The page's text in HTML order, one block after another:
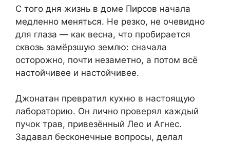
С того дня жизнь в доме Пирсов начала
медленно меняться. Не резко, не очевидно
для глаза — как весна, что пробирается
сквозь замёрзшую землю: сначала
осторожно, почти незаметно, а потом всё
настойчивее и настойчивее.
Джонатан превратил кухню в настоящую
лабораторию. Он лично проверял каждый
пучок трав, привезённый Лео и Агнес.
Задавал бесконечные вопросы, делал